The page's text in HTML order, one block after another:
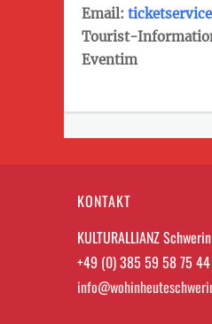
Email:
Tourist-
Eventim
KONTAKT
KULTURALLIANZ Schwerin
+49 (0) 385 59 58 75 44